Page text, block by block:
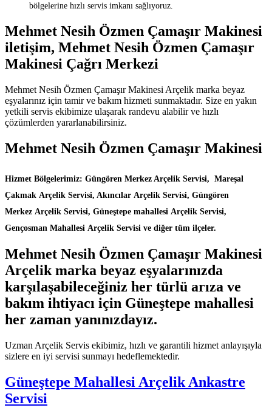
bölgelerine hızlı servis imkanı sağlıyoruz.
Mehmet Nesih Özmen Çamaşır Makinesi
iletişim, Mehmet Nesih Özmen Çamaşır
Makinesi Çağrı Merkezi
Mehmet Nesih Özmen Çamaşır Makinesi Arçelik marka beyaz
eşyalarınız için tamir ve bakım hizmeti sunmaktadır. Size en yakın
yetkili servis ekibimize ulaşarak randevu alabilir ve hızlı
çözümlerden yararlanabilirsiniz.
Mehmet Nesih Özmen Çamaşır Makinesi
Hizmet Bölgelerimiz: Güngören Merkez Arçelik Servisi, Mareşal
Çakmak Arçelik Servisi, Akıncılar Arçelik Servisi, Güngören
Merkez Arçelik Servisi, Güneştepe mahallesi Arçelik Servisi,
Gençosman Mahallesi Arçelik Servisi ve diğer tüm ilçeler.
Mehmet Nesih Özmen Çamaşır Makinesi
Arçelik marka beyaz eşyalarınızda
karşılaşabileceğiniz her türlü arıza ve
bakım ihtiyacı için Güneştepe mahallesi
her zaman yanınızdayız.
Uzman Arçelik Servis ekibimiz, hızlı ve garantili hizmet anlayışıyla
sizlere en iyi servisi sunmayı hedeflemektedir.
Güneştepe Mahallesi Arçelik Ankastre
Servisi